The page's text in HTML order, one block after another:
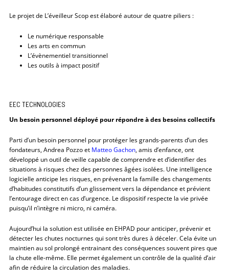
Le projet de L’éveilleur Scop est élaboré autour de quatre piliers :
Le numérique responsable
Les arts en commun
L’évènementiel transitionnel
Les outils à impact positif
EEC TECHNOLOGIES
Un besoin personnel déployé pour répondre à des besoins collectifs
Parti d’un besoin personnel pour protéger les grands-parents d’un des
fondateurs, Andrea Pozzo et Matteo Gachon, amis d’enfance, ont
développé un outil de veille capable de comprendre et d’identifier des
situations à risques chez des personnes âgées isolées. Une intelligence
logicielle anticipe les risques, en prévenant la famille des changements
d’habitudes constitutifs d’un glissement vers la dépendance et prévient
l’entourage direct en cas d’urgence. Le dispositif respecte la vie privée
puisqu’il n’intègre ni micro, ni caméra.
Aujourd’hui la solution est utilisée en EHPAD pour anticiper, prévenir et
détecter les chutes nocturnes qui sont très dures à déceler. Cela évite un
maintien au sol prolongé entrainant des conséquences souvent pires que
la chute elle-même. Elle permet également un contrôle de la qualité d’air
afin de réduire la circulation des maladies.